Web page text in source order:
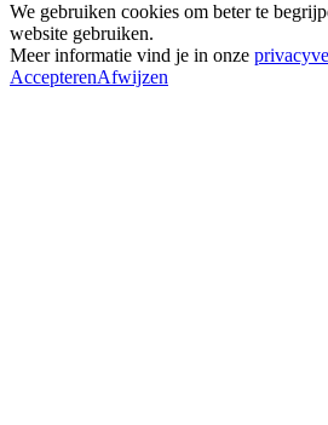
We gebruiken cookies om beter te
website gebruiken.
Meer informatie vind je in onze
AccepterenAfwijzen